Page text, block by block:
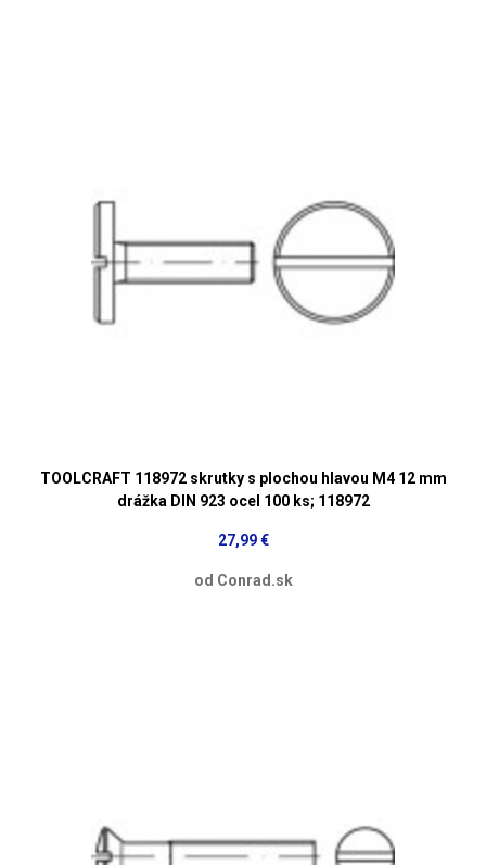
TOOLCRAFT 118972 skrutky s plochou hlavou M4 12 mm
drážka DIN 923 ocel 100 ks; 118972
27,99 €
od Conrad.sk